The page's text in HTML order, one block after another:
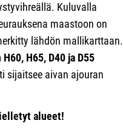
Kuluvalla
maastoon on
lähdön mallikarttaan.
H65, D40 ja D55
sijaitsee aivan ajouran
alueet!